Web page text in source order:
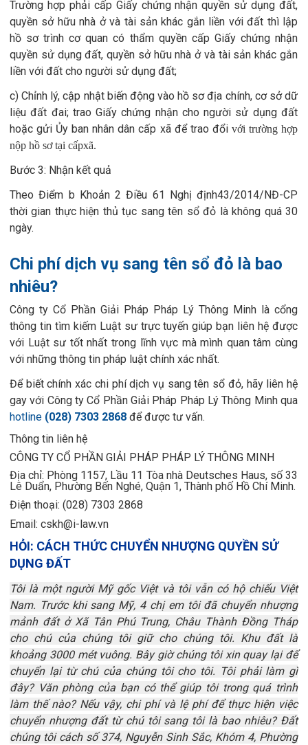
Trường hợp phải cấp Giấy chứng nhận quyền sử dụng đất,
quyền sở hữu nhà ở và tài sản khác gắn liền với đất thì lập
hồ sơ trình cơ quan có thẩm quyền cấp Giấy chứng nhận
quyền sử dụng đất, quyền sở hữu nhà ở và tài sản khác gắn
liền với đất cho người sử dụng đất;
c) Chỉnh lý, cập nhật biến động vào hồ sơ địa chính, cơ sở dữ
liệu đất đai; trao Giấy chứng nhận cho người sử dụng đất
hoặc gửi Ủy ban nhân dân cấp xã để trao đổivới trường hợp
nộp hồ sơ tại cấpxã.
Bước 3: Nhận kết quả
Theo Điểm b Khoản 2 Điều 61 Nghị định43/2014/NĐ-CP
thời gian thực hiện thủ tục sang tên sổ đỏ là không quá 30
ngày.
Chi phí dịch vụ sang tên sổ đỏ là bao
nhiêu?
Công ty Cổ Phần Giải Pháp Pháp Lý Thông Minh là cổng
thông tin tìm kiếm Luật sư trực tuyến giúp bạn liên hệ được
với Luật sư tốt nhất trong lĩnh vực mà mình quan tâm cùng
với những thông tin pháp luật chính xác nhất.
Để biết chính xác chi phí dịch vụ sang tên sổ đỏ, hãy liên hệ
gay với Công ty Cổ Phần Giải Pháp Pháp Lý Thông Minh qua
hotline (028) 7303 2868 để được tư vấn.
Thông tin liên hệ
CÔNG TY CỔ PHẦN GIẢI PHÁP PHÁP LÝ THÔNG MINH
Địa chỉ: Phòng 1157, Lầu 11 Tòa nhà Deutsches Haus, số 33
Lê Duẩn, Phường Bến Nghé, Quận 1, Thành phố Hồ Chí Minh.
Điện thoại: (028) 7303 2868
Email: cskh@i-law.vn
HỎI: CÁCH THỨC CHUYỂN NHƯỢNG QUYỀN SỬ
DỤNG ĐẤT
Tôi là một người Mỹ gốc Việt và tôi vẫn có hộ chiếu Việt
Nam. Trước khi sang Mỹ, 4 chị em tôi đã chuyển nhượng
mảnh đất ở Xã Tân Phú Trung, Châu Thành Đồng Tháp
cho chú của chúng tôi giữ cho chúng tôi. Khu đất là
khoảng 3000 mét vuông. Bây giờ chúng tôi xin quay lại để
chuyển lại từ chú của chúng tôi cho tôi. Tôi phải làm gì
đây? Văn phòng của bạn có thể giúp tôi trong quá trình
làm thế nào? Nếu vậy, chi phí và lệ phí để thực hiện việc
chuyển nhượng đất từ chú tôi sang tôi là bao nhiêu? Đất
chúng tôi cách số 374, Nguyễn Sinh Sắc, Khóm 4, Phường